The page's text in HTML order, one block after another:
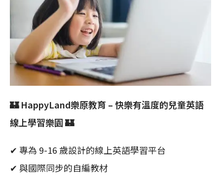
🏰 HappyLand樂原教育 – 快樂有溫度的兒童英語
線上學習樂園 🏰
✔ 專為 9-16 歲設計的線上英語學習平台
✔ 與國際同步的自編教材